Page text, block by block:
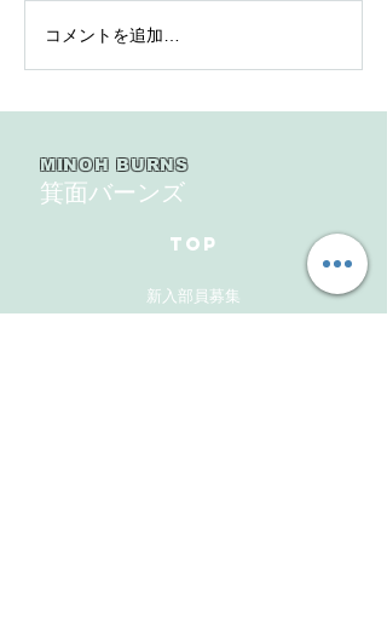
2025年度 Bクラス 関西団
地連盟 第110回中央決勝
コメントを追加…
MINOH BURNS
箕面バーンズ
TOP
新入部員募集